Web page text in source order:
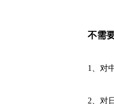
不需
1、对
2、对